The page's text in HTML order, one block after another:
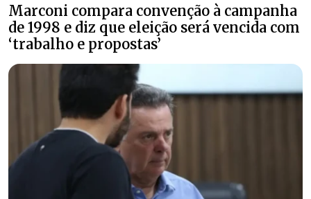
Marconi compara convenção à campanha
de 1998 e diz que eleição será vencida com
‘trabalho e propostas’